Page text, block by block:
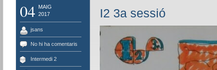
04
MAIG
2017
jsans
No hi ha comentaris
Intermedi 2
I2 3a sessió